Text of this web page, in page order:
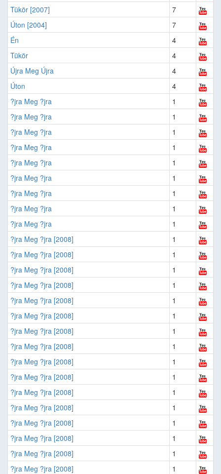
Tükör [2007]
7
Úton [2004]
7
Én
4
Tükör
4
Újra Meg Újra
4
Úton
4
?jra Meg ?jra
1
?jra Meg ?jra
1
?jra Meg ?jra
1
?jra Meg ?jra
1
?jra Meg ?jra
1
?jra Meg ?jra
1
?jra Meg ?jra
1
?jra Meg ?jra
1
?jra Meg ?jra
1
?jra Meg ?jra [2008]
1
?jra Meg ?jra [2008]
1
?jra Meg ?jra [2008]
1
?jra Meg ?jra [2008]
1
?jra Meg ?jra [2008]
1
?jra Meg ?jra [2008]
1
?jra Meg ?jra [2008]
1
?jra Meg ?jra [2008]
1
?jra Meg ?jra [2008]
1
?jra Meg ?jra [2008]
1
?jra Meg ?jra [2008]
1
?jra Meg ?jra [2008]
1
?jra Meg ?jra [2008]
1
?jra Meg ?jra [2008]
1
?jra Meg ?jra [2008]
1
?jra Meg ?jra [2008]
1